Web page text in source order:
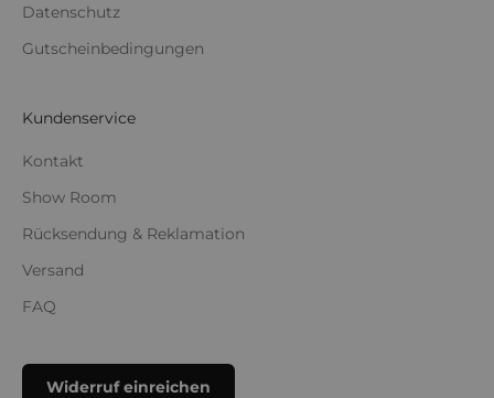
Datenschutz
Gutscheinbedingungen
Kundenservice
Kontakt
Show Room
Rücksendung & Reklamation
Versand
FAQ
Widerruf einreichen